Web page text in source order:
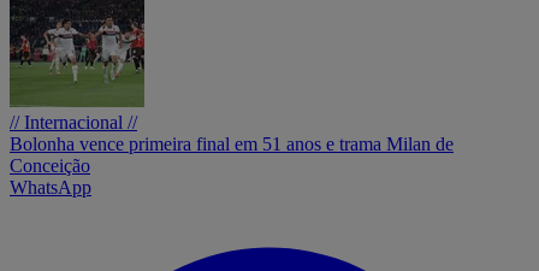
// Internacional //
Bolonha vence primeira final em 51 anos e trama Milan de
Conceição
WhatsApp